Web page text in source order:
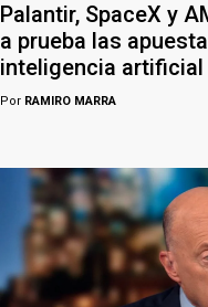
Palantir, SpaceX y
a prueba las
inteligencia artificial
Por RAMIRO MARRA